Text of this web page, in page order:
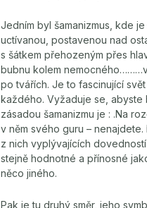
Jedním byl šamanizmus, kde
uctívanou, postavenou nad
s šátkem přehozeným přes
bubnu kolem
po tvářích. Je to fascinující
každého. Vyžaduje se, abyste
zásadou šamanizmu je : .Na
v něm svého guru – nenajdete.
z nich vyplývajících
stejně hodnotné a přínosné
něco jiného.
Pak je tu druhý směr, jeho